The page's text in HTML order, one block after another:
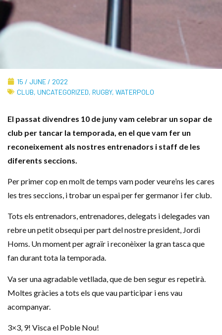
15 / JUNE / 2022
CLUB, UNCATEGORIZED, RUGBY, WATERPOLO
El passat divendres 10 de juny vam celebrar un sopar de
club per tancar la temporada, en el que vam fer un
reconeixement als nostres entrenadors i staff de les
diferents seccions.
Per primer cop en molt de temps vam poder veure’ns les cares
les tres seccions, i trobar un espai per fer germanor i fer club.
Tots els entrenadors, entrenadores, delegats i delegades van
rebre un petit obsequi per part del nostre president, Jordi
Homs. Un moment per agraïr i reconèixer la gran tasca que
fan durant tota la temporada.
Va ser una agradable vetllada, que de ben segur es repetirà.
Moltes gràcies a tots els que vau participar i ens vau
acompanyar.
3×3, 9! Visca el Poble Nou!